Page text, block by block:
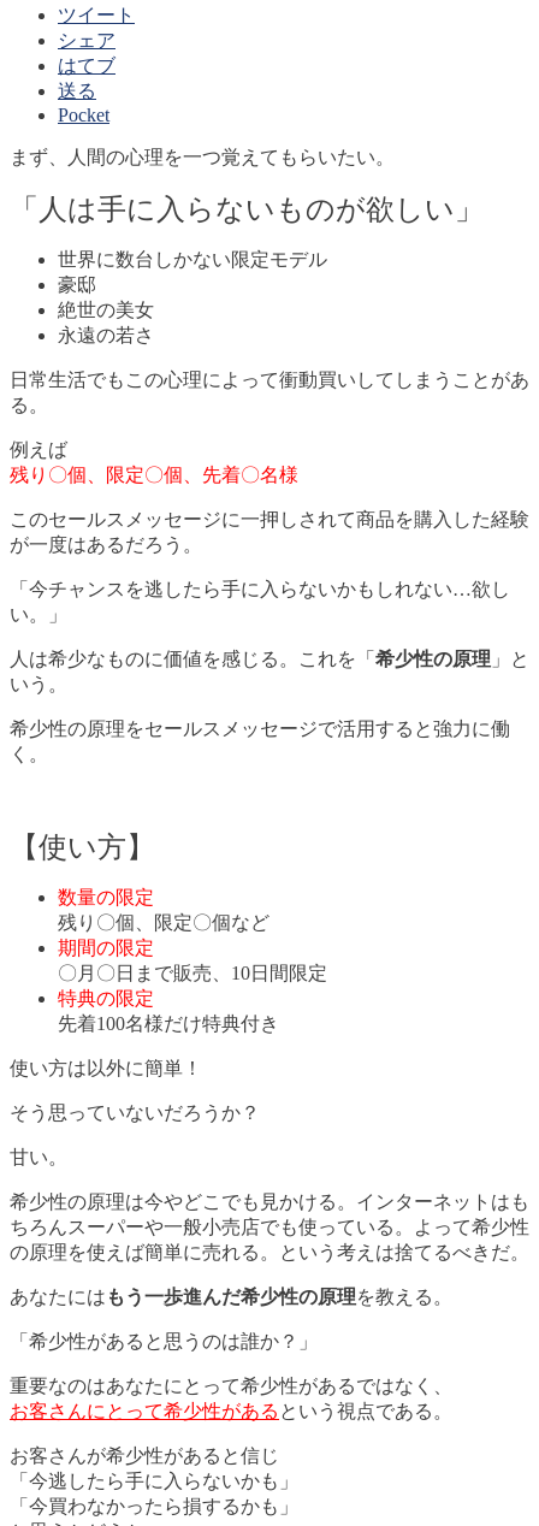
ツイート
シェア
はてブ
送る
Pocket
まず、人間の心理を一つ覚えてもらいたい。
「人は手に入らないものが欲しい」
世界に数台しかない限定モデル
豪邸
絶世の美女
永遠の若さ
日常生活でもこの心理によって衝動買いしてしまうことがあ
る。
例えば
残り〇個、限定〇個、先着〇名様
このセールスメッセージに一押しされて商品を購入した経験
が一度はあるだろう。
「今チャンスを逃したら手に入らないかもしれない…欲し
い。」
人は希少なものに価値を感じる。これを「 希少性の原理 」と
いう。
希少性の原理をセールスメッセージで活用すると強力に働
く。
【使い方】
数量の限定
残り〇個、限定〇個など
期間の限定
〇月〇日まで販売、10日間限定
特典の限定
先着100名様だけ特典付き
使い方は以外に簡単！
そう思っていないだろうか？
甘い。
希少性の原理は今やどこでも見かける。インターネットはも
ちろんスーパーや一般小売店でも使っている。よって希少性
の原理を使えば簡単に売れる。という考えは捨てるべきだ。
あなたには もう一歩進んだ希少性の原理を教える。
「希少性があると思うのは誰か？」
重要なのはあなたにとって希少性があるではなく、
お客さんにとって希少性がある という視点である。
お客さんが希少性があると信じ
「今逃したら手に入らないかも」
「今買わなかったら損するかも」